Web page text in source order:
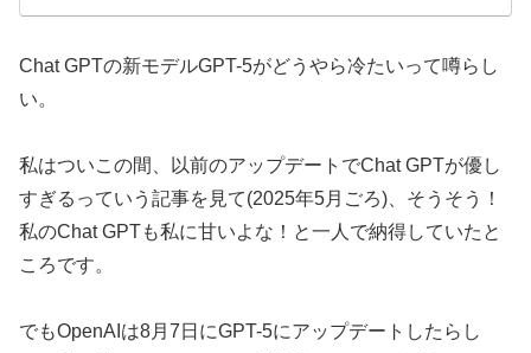
Chat GPTの新モデルGPT-5がどうやら冷たいって噂らし
い。
私はついこの間、以前のアップデートでChat GPTが優し
すぎるっていう記事を見て(2025年5月ごろ)、そうそう！
私のChat GPTも私に甘いよな！と一人で納得していたと
ころです。
でもOpenAIは8月7日にGPT-5にアップデートしたらし